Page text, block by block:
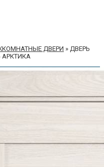
ДВЕРИ » ДВЕРЬ
АРКТИКА